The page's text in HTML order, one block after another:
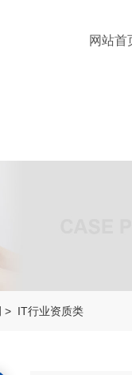
网站首
> IT行业资质类